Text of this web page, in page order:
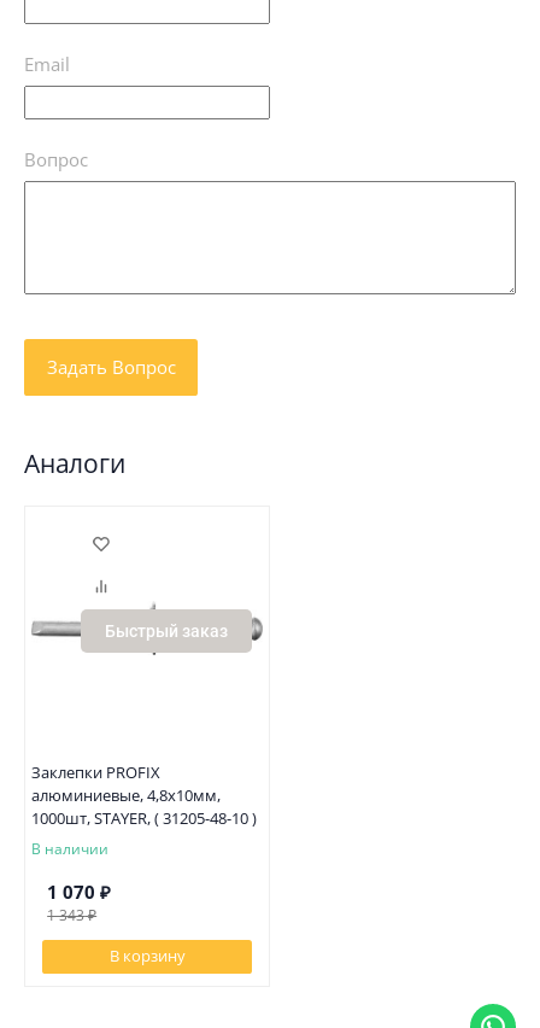
Email
Вопрос
Аналоги
Быстрый заказ
Заклепки PROFIX
алюминиевые, 4,8х10мм,
1000шт, STAYER, ( 31205-48-10 )
В наличии
1 070 ₽
1 343₽
В корзину